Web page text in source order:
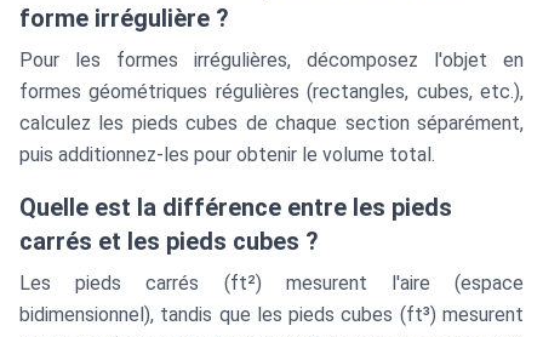
forme irrégulière ?
Pour les formes irrégulières, décomposez l'objet en
formes géométriques régulières (rectangles, cubes, etc.),
calculez les pieds cubes de chaque section séparément,
puis additionnez-les pour obtenir le volume total.
Quelle est la différence entre les pieds
carrés et les pieds cubes ?
Les pieds carrés (ft²) mesurent l'aire (espace
bidimensionnel), tandis que les pieds cubes (ft³) mesurent